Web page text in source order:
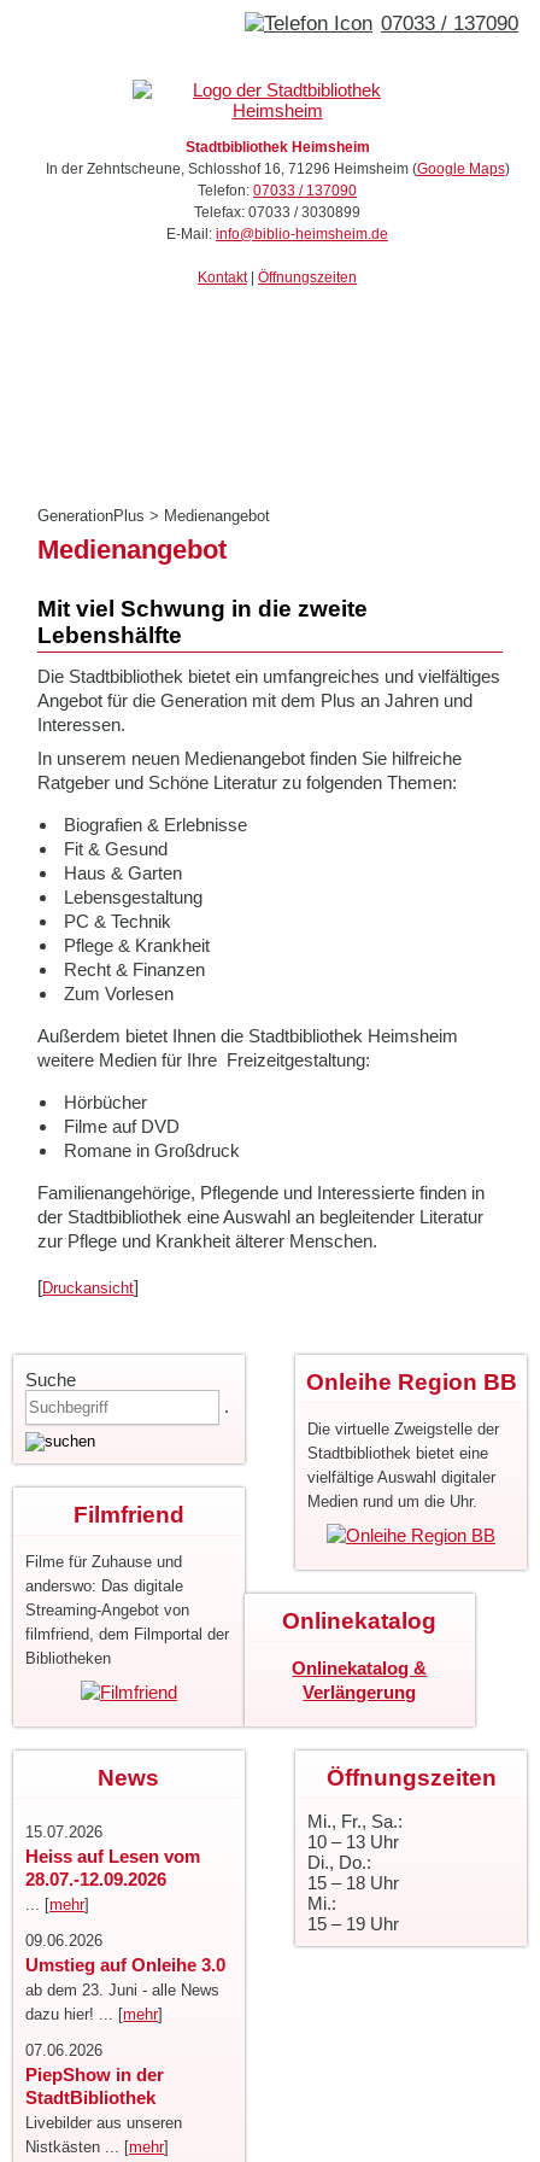
Stadtbibliothek Heimsheim
In der Zehntscheune, Schlosshof 16, 71296 Heimsheim(Google Maps)
Telefon: 07033 / 137090
Telefax: 07033 / 3030899
E-Mail: info@biblio-heimsheim.de
Kontakt| Öffnungszeiten
GenerationPlus > Medienangebot
Medienangebot
Mit viel Schwung in die zweite
Lebenshälfte
Die Stadtbibliothek bietet ein umfangreiches und vielfältiges
Angebot für die Generation mit dem Plus an Jahren und
Interessen.
In unserem neuen Medienangebot finden Sie hilfreiche
Ratgeber und Schöne Literatur zu folgenden Themen:
Biografien & Erlebnisse
Fit & Gesund
Haus & Garten
Lebensgestaltung
PC & Technik
Pflege & Krankheit
Recht & Finanzen
Zum Vorlesen
Außerdem bietet Ihnen die Stadtbibliothek Heimsheim
weitere Medien für Ihre Freizeitgestaltung:
Hörbücher
Filme auf DVD
Romane in Großdruck
Familienangehörige, Pflegende und Interessierte finden in
der Stadtbibliothek eine Auswahl an begleitender Literatur
zur Pflege und Krankheit älterer Menschen.
[Druckansicht]
Suche
.
Onleihe Region BB
Die virtuelle Zweigstelle der
Stadtbibliothek bietet eine
vielfältige Auswahl digitaler
Medien rund um die Uhr.
Filmfriend
Filme für Zuhause und
anderswo: Das digitale
Streaming-Angebot von
filmfriend, dem Filmportal der
Bibliotheken
Onlinekatalog
Onlinekatalog &
Verlängerung
Öffnungszeiten
Mi., Fr., Sa.:
10 – 13 Uhr
Di., Do.:
15 – 18 Uhr
Mi.:
15 – 19 Uhr
News
15.07.2026
Heiss auf Lesen vom
28.07.-12.09.2026
... [mehr]
09.06.2026
Umstieg auf Onleihe 3.0
ab dem 23. Juni - alle News
dazu hier! ... [mehr]
07.06.2026
PiepShow in der
StadtBibliothek
Livebilder aus unseren
Nistkästen ... [mehr]
07033 / 137090